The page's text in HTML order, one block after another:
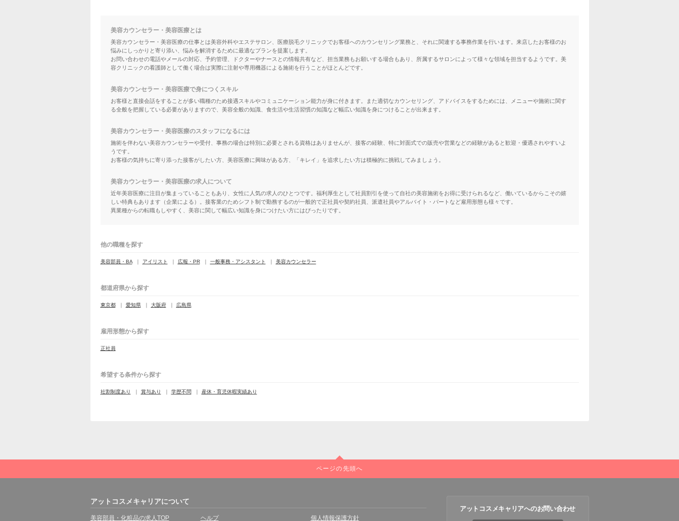
美容カウンセラー・美容医療とは
美容カウンセラー・美容医療の仕事とは美容外科やエステサロン、医療脱毛クリニックでお客様へのカウンセリング業務と、それに関連する事務作業を行います。来店したお客様のお
悩みにしっかりと寄り添い、悩みを解消するために最適なプランを提案します。
お問い合わせの電話やメールの対応、予約管理、ドクターやナースとの情報共有など、担当業務もお願いする場合もあり、所属するサロンによって様々な領域を担当するようです。美
容クリニックの看護師として働く場合は実際に注射や専用機器による施術を行うことがほとんどです。
美容カウンセラー・美容医療で身につくスキル
お客様と直接会話をすることが多い職種のため接遇スキルやコミュニケーション能力が身に付きます。また適切なカウンセリング、アドバイスをするためには、メニューや施術に関す
る全般を把握している必要がありますので、美容全般の知識、食生活や生活習慣の知識など幅広い知識を身につけることが出来ます。
美容カウンセラー・美容医療のスタッフになるには
施術を伴わない美容カウンセラーや受付、事務の場合は特別に必要とされる資格はありませんが、接客の経験、特に対面式での販売や営業などの経験があると歓迎・優遇されやすいよ
うです。
お客様の気持ちに寄り添った接客がしたい方、美容医療に興味がある方、「キレイ」を追求したい方は積極的に挑戦してみましょう。
美容カウンセラー・美容医療の求人について
近年美容医療に注目が集まっていることもあり、女性に人気の求人のひとつです。福利厚生として社員割引を使って自社の美容施術をお得に受けられるなど、働いているからこその嬉
しい特典もあります（企業による）。接客業のためシフト制で勤務するのが一般的で正社員や契約社員、派遣社員やアルバイト・パートなど雇用形態も様々です。
異業種からの転職もしやすく、美容に関して幅広い知識を身につけたい方にはぴったりです。
他の職種を探す
美容部員・BA アイリスト 広報・PR 一般事務・アシスタント 美容カウンセラー
都道府県から探す
東京都 愛知県 大阪府 広島県
雇用形態から探す
正社員
希望する条件から探す
社割制度あり 賞与あり 学歴不問 産休・育児休暇実績あり
ページの先頭へ
アットコスメキャリアへのお問い合わせ
アットコスメキャリアについて
美容部員・化粧品の求人TOP ヘルプ 個人情報保護方針